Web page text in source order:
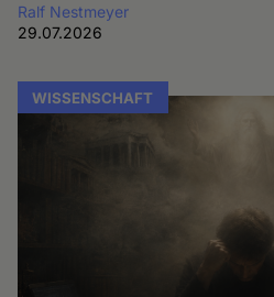
Ralf Nestmeyer
29.07.2026
WISSENSCHAFT